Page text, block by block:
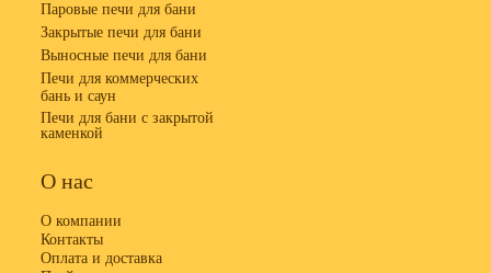
Паровые печи для бани
Закрытые печи для бани
Выносные печи для бани
Печи для коммерческих
бань и саун
Печи для бани с закрытой
каменкой
О нас
О компании
Контакты
Оплата и доставка